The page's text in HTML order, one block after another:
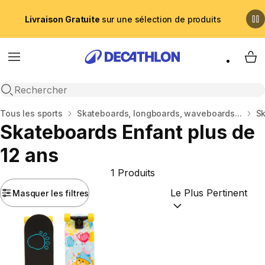
Livraison Gratuite sur une sélection de produits
Menu
Recherche ouverte
My
Accueil
Tous les sports Skateboards, longboards, waveboards...
Skateboards Enfant plus de
12 ans
Masquer les filtres
1 Produits
Trier par :(optional)